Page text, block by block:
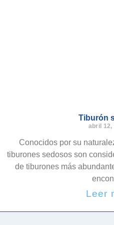
Tiburón
abril 12,
Conocidos por su
tiburones sedosos son
de tiburones más
Leer